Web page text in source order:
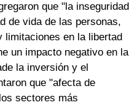
que "la inseguridad
de vida de las personas,
limitaciones en la libertad
un impacto negativo en la
la inversión y el
que "afecta de
sectores más